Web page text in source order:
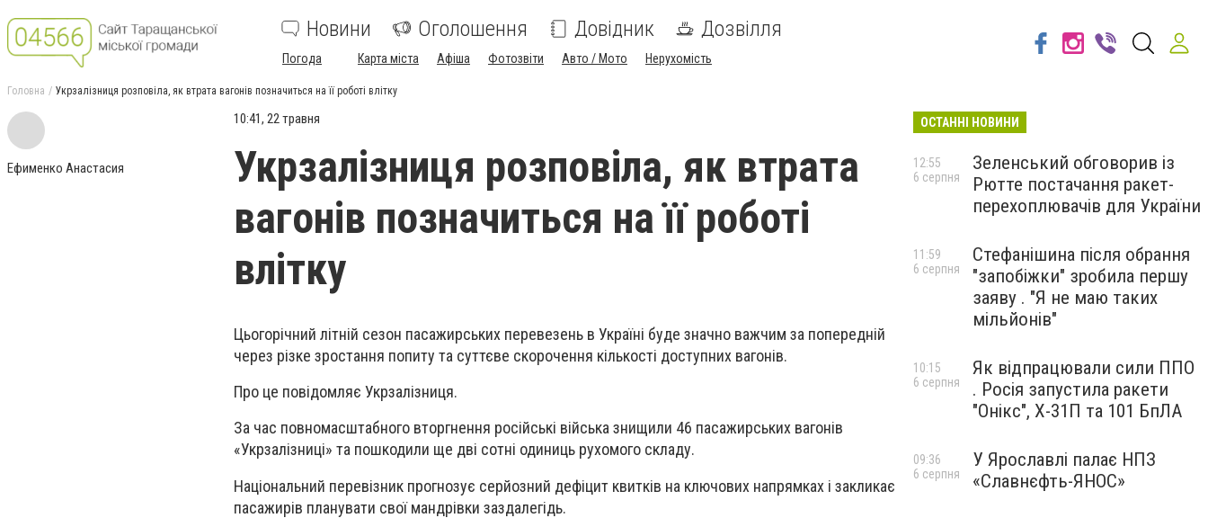
Новини Оголошення Довідник Дозвілля
Погода Карта міста Афіша Фотозвіти Авто / Мото Нерухомість
Головна Укрзалізниця розповіла, як втрата вагонів позначиться на її роботі влітку
Ефименко Анастасия
10:41, 22 травня
Укрзалізниця розповіла, як втрата
вагонів позначиться на її роботі
влітку
Цьогорічний літній сезон пасажирських перевезень в Україні буде значно важчим за попередній
через різке зростання попиту та суттєве скорочення кількості доступних вагонів.
Про це повідомляє Укрзалізниця.
За час повномасштабного вторгнення російські війська знищили 46 пасажирських вагонів
«Укрзалізниці» та пошкодили ще дві сотні одиниць рухомого складу.
Національний перевізник прогнозує серйозний дефіцит квитків на ключових напрямках і закликає
пасажирів планувати свої мандрівки заздалегідь.
ОСТАННІ НОВИНИ
Зеленський обговорив із
Рютте постачання ракет-
перехоплювачів для України
12:55
6 серпня
Стефанішина після обрання
"запобіжки" зробила першу
заяву . "Я не маю таких
мільйонів"
11:59
6 серпня
Як відпрацювали сили ППО
. Росія запустила ракети
"Онікс", Х-31П та 101 БпЛА
10:15
6 серпня
У Ярославлі палає НПЗ
«Славнєфть-ЯНОС»
09:36
6 серпня